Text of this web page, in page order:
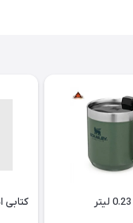
کتابی